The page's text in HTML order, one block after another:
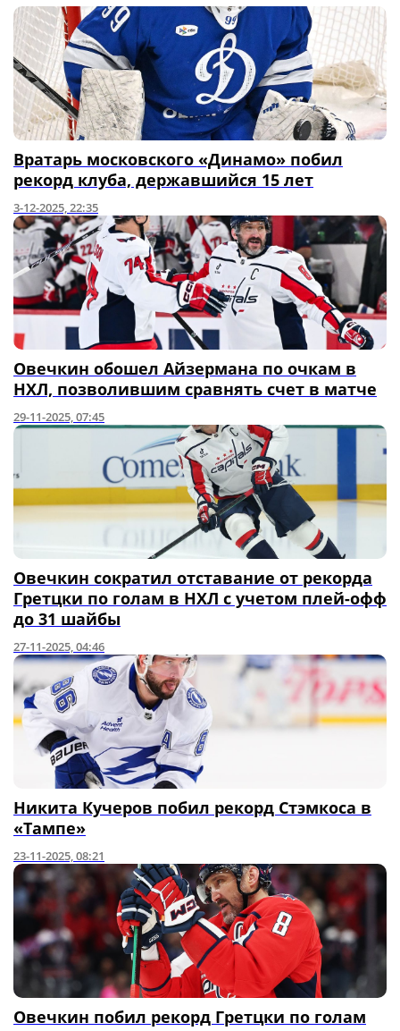
Вратарь московского «Динамо» побил
рекорд клуба, державшийся 15 лет
3-12-2025, 22:35
Овечкин обошел Айзермана по очкам в
НХЛ, позволившим сравнять счет в матче
29-11-2025, 07:45
Овечкин сократил отставание от рекорда
Гретцки по голам в НХЛ с учетом плей-офф
до 31 шайбы
27-11-2025, 04:46
Никита Кучеров побил рекорд Стэмкоса в
«Тампе»
23-11-2025, 08:21
Овечкин побил рекорд Гретцки по голам